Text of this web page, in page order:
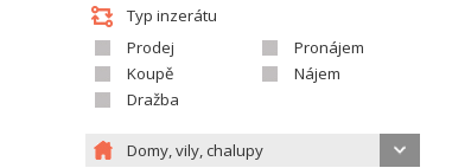
Typ inzerátu
Prodej
Pronájem
Koupě
Nájem
Dražba
Domy, vily, chalupy